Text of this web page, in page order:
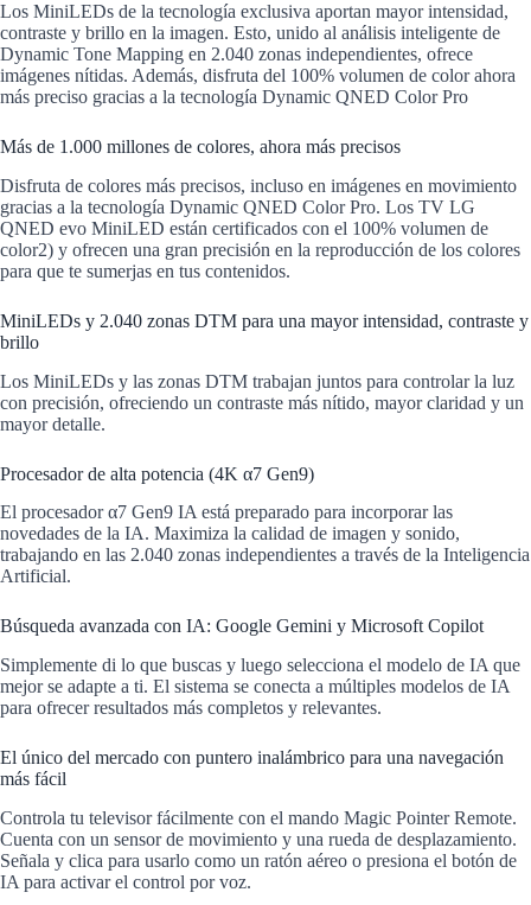
Los MiniLEDs de la tecnología exclusiva aportan mayor intensidad,
contraste y brillo en la imagen. Esto, unido al análisis inteligente de
Dynamic Tone Mapping en 2.040 zonas independientes, ofrece
imágenes nítidas. Además, disfruta del 100% volumen de color ahora
más preciso gracias a la tecnología Dynamic QNED Color Pro
Más de 1.000 millones de colores, ahora más precisos
Disfruta de colores más precisos, incluso en imágenes en movimiento
gracias a la tecnología Dynamic QNED Color Pro. Los TV LG
QNED evo MiniLED están certificados con el 100% volumen de
color2) y ofrecen una gran precisión en la reproducción de los colores
para que te sumerjas en tus contenidos.
MiniLEDs y 2.040 zonas DTM para una mayor intensidad, contraste y
brillo
Los MiniLEDs y las zonas DTM trabajan juntos para controlar la luz
con precisión, ofreciendo un contraste más nítido, mayor claridad y un
mayor detalle.
Procesador de alta potencia (4K α7 Gen9)
El procesador α7 Gen9 IA está preparado para incorporar las
novedades de la IA. Maximiza la calidad de imagen y sonido,
trabajando en las 2.040 zonas independientes a través de la Inteligencia
Artificial.
Búsqueda avanzada con IA: Google Gemini y Microsoft Copilot
Simplemente di lo que buscas y luego selecciona el modelo de IA que
mejor se adapte a ti. El sistema se conecta a múltiples modelos de IA
para ofrecer resultados más completos y relevantes.
El único del mercado con puntero inalámbrico para una navegación
más fácil
Controla tu televisor fácilmente con el mando Magic Pointer Remote.
Cuenta con un sensor de movimiento y una rueda de desplazamiento.
Señala y clica para usarlo como un ratón aéreo o presiona el botón de
IA para activar el control por voz.